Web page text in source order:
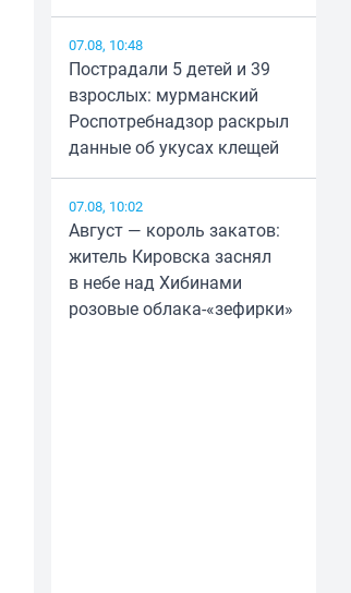
07.08, 10:48
Пострадали 5 детей и 39
взрослых: мурманский
Роспотребнадзор раскрыл
данные об укусах клещей
07.08, 10:02
Август — король закатов:
житель Кировска заснял
в небе над Хибинами
розовые облака-«зефирки»